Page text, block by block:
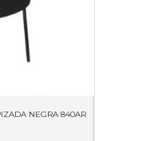
NEGRA 840AR